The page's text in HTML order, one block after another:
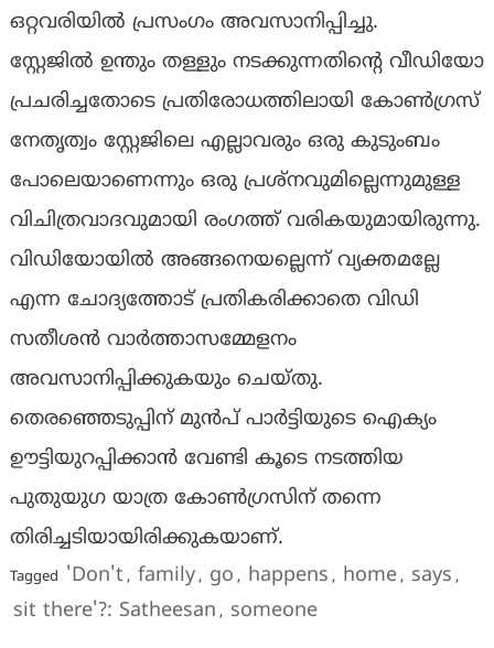
ഒറ്റവരിയിൽ പ്രസംഗം അവസാനിപ്പിച്ചു.
സ്റ്റേജിൽ ഉന്തും തള്ളും നടക്കുന്നതിന്റെ വീഡിയോ
പ്രചരിച്ചതോടെ പ്രതിരോധത്തിലായി കോൺഗ്രസ്
നേതൃത്വം സ്റ്റേജിലെ എല്ലാവരും ഒരു കുടുംബം
പോലെയാണെന്നും ഒരു പ്രശ്നവുമില്ലെന്നുമുള്ള
വിചിത്രവാദവുമായി രംഗത്ത് വരികയുമായിരുന്നു.
വിഡിയോയിൽ അങ്ങനെയല്ലെന്ന് വ്യക്തമല്ലേ
എന്ന ചോദ്യത്തോട് പ്രതികരിക്കാതെ വിഡി
സതീശൻ വാർത്താസമ്മേളനം
അവസാനിപ്പിക്കുകയും ചെയ്തു.
തെരഞ്ഞെടുപ്പിന് മുൻപ് പാർട്ടിയുടെ ഐക്യം
ഊട്ടിയുറപ്പിക്കാൻ വേണ്ടി കൂടെ നടത്തിയ
പുതുയുഗ യാത്ര കോൺഗ്രസിന് തന്നെ
തിരിച്ചടിയായിരിക്കുകയാണ്.
Tagged 'Don't , family, go , happens , home, says ,
sit there'?: Satheesan , someone